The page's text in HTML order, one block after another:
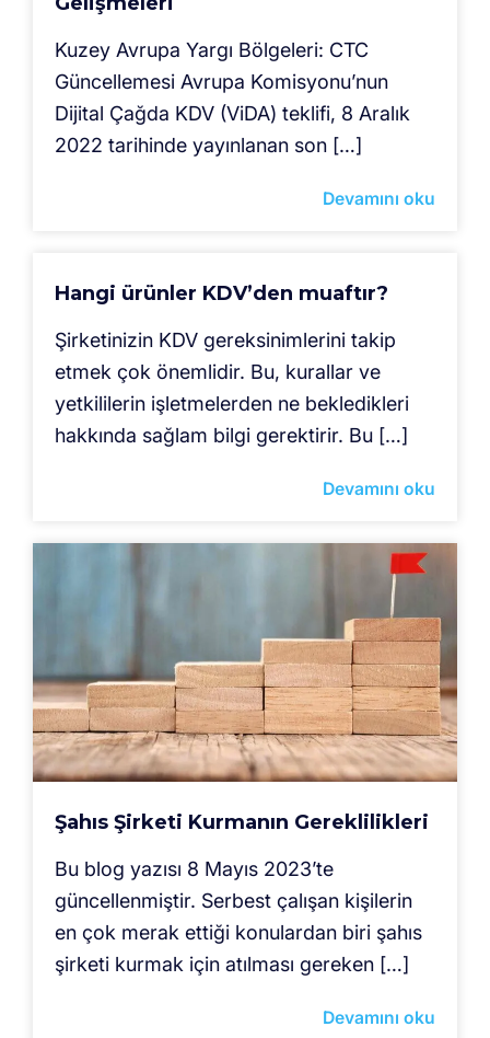
Kuzey Avrupa Yargı Bölgeleri: CTC
Güncellemesi Avrupa Komisyonu’nun
Dijital Çağda KDV (ViDA) teklifi, 8 Aralık
2022 tarihinde yayınlanan son […]
Devamını oku
Hangi ürünler KDV’den muaftır?
Şirketinizin KDV gereksinimlerini takip
etmek çok önemlidir. Bu, kurallar ve
yetkililerin işletmelerden ne bekledikleri
hakkında sağlam bilgi gerektirir. Bu […]
Devamını oku
Şahıs Şirketi Kurmanın Gereklilikleri
Bu blog yazısı 8 Mayıs 2023’te
güncellenmiştir. Serbest çalışan kişilerin
en çok merak ettiği konulardan biri şahıs
şirketi kurmak için atılması gereken […]
Devamını oku